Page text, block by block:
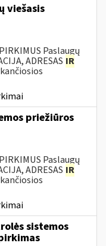
viešasis
Paslaugų
ADRESAS IR
priežiūros
Paslaugų
ADRESAS IR
sistemos